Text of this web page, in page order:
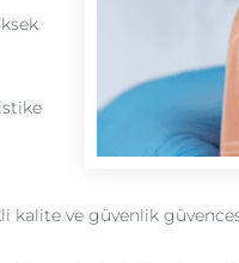
kalite ve güvenlik